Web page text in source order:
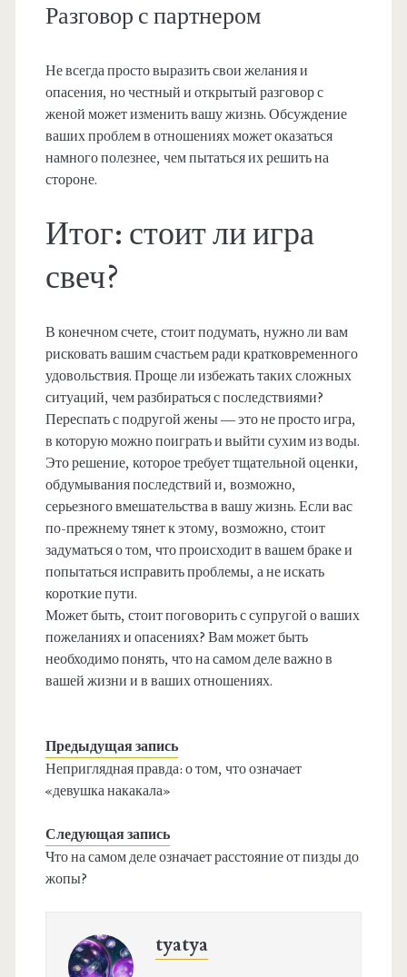
Разговор с партнером
Не всегда просто выразить свои желания и
опасения, но честный и открытый разговор с
женой может изменить вашу жизнь. Обсуждение
ваших проблем в отношениях может оказаться
намного полезнее, чем пытаться их решить на
стороне.
Итог: стоит ли игра
свеч?
В конечном счете, стоит подумать, нужно ли вам
рисковать вашим счастьем ради кратковременного
удовольствия. Проще ли избежать таких сложных
ситуаций, чем разбираться с последствиями?
Переспать с подругой жены — это не просто игра,
в которую можно поиграть и выйти сухим из воды.
Это решение, которое требует тщательной оценки,
обдумывания последствий и, возможно,
серьезного вмешательства в вашу жизнь. Если вас
по-прежнему тянет к этому, возможно, стоит
задуматься о том, что происходит в вашем браке и
попытаться исправить проблемы, а не искать
короткие пути.
Может быть, стоит поговорить с супругой о ваших
пожеланиях и опасениях? Вам может быть
необходимо понять, что на самом деле важно в
вашей жизни и в ваших отношениях.
Предыдущая запись
Неприглядная правда: о том, что означает
«девушка накакала»
Следующая запись
Что на самом деле означает расстояние от пизды до
жопы?
tyatya